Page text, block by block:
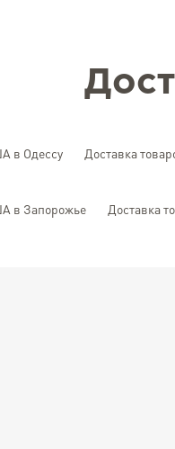
в Одессу Доставка
в Запорожье Доставка